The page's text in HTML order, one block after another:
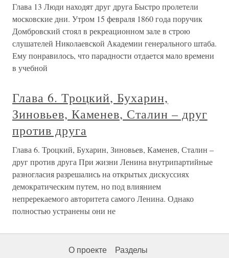
Глава 13 Люди находят друг друга Быстро пролетели
московские дни. Утром 15 февраля 1860 года поручик
Домбровский стоял в рекреационном зале в строю
слушателей Николаевской Академии генерального штаба.
Ему понравилось, что парадности отдается мало времени
в учебной
Глава 6. Троцкий, Бухарин,
Зиновьев, Каменев, Сталин – друг
против друга
Глава 6. Троцкий, Бухарин, Зиновьев, Каменев, Сталин –
друг против друга При жизни Ленина внутрипартийные
разногласия разрешались на открытых дискуссиях
демократическим путем, но под влиянием
непререкаемого авторитета самого Ленина. Однако
полностью устранены они не
О проекте Разделы